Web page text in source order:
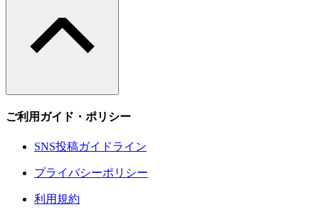
ご利用ガイド・ポリシー
SNS投稿ガイドライン
プライバシーポリシー
利用規約